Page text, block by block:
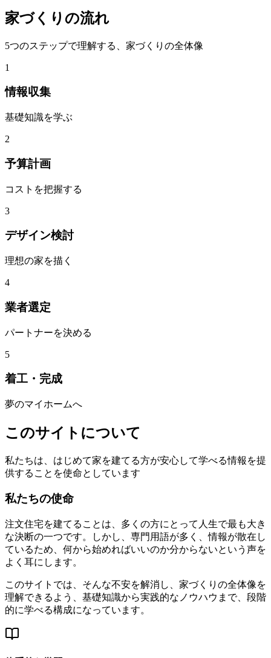
家づくりの流れ
5つのステップで理解する、家づくりの全体像
1
情報収集
基礎知識を学ぶ
2
予算計画
コストを把握する
3
デザイン検討
理想の家を描く
4
業者選定
パートナーを決める
5
着工・完成
夢のマイホームへ
このサイトについて
私たちは、はじめて家を建てる方が安心して学べる情報を提
供することを使命としています
私たちの使命
注文住宅を建てることは、多くの方にとって人生で最も大き
な決断の一つです。しかし、専門用語が多く、情報が散在し
ているため、何から始めればいいのか分からないという声を
よく耳にします。
このサイトでは、そんな不安を解消し、家づくりの全体像を
理解できるよう、基礎知識から実践的なノウハウまで、段階
的に学べる構成になっています。